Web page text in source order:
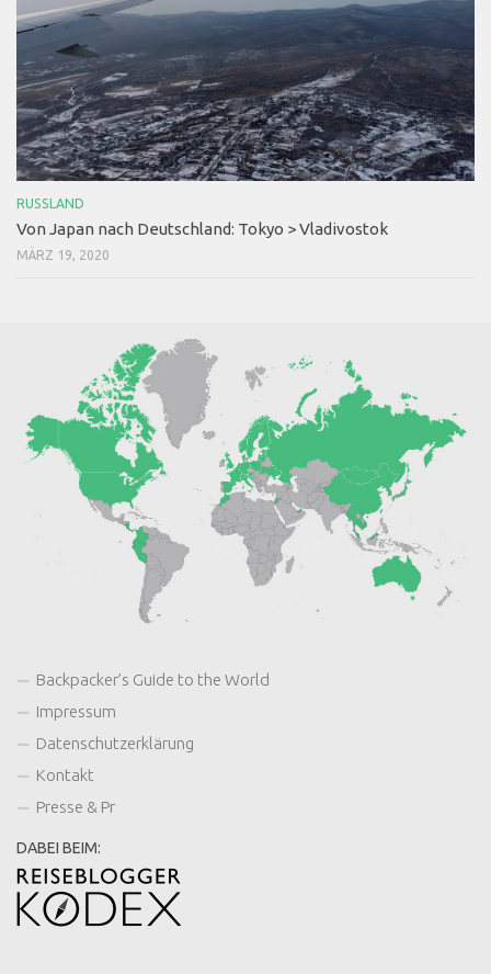
RUSSLAND
Von Japan nach Deutschland: Tokyo > Vladivostok
MÄRZ 19, 2020
Backpacker’s Guide to the World
Impressum
Datenschutzerklärung
Kontakt
Presse & Pr
DABEI BEIM: